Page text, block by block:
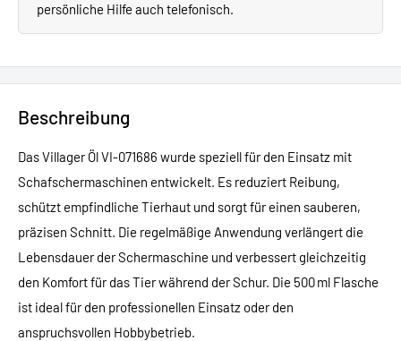
persönliche Hilfe auch telefonisch.
Beschreibung
Das Villager Öl VI-071686 wurde speziell für den Einsatz mit
Schafschermaschinen entwickelt. Es reduziert Reibung,
schützt empfindliche Tierhaut und sorgt für einen sauberen,
präzisen Schnitt. Die regelmäßige Anwendung verlängert die
Lebensdauer der Schermaschine und verbessert gleichzeitig
den Komfort für das Tier während der Schur. Die 500 ml Flasche
ist ideal für den professionellen Einsatz oder den
anspruchsvollen Hobbybetrieb.